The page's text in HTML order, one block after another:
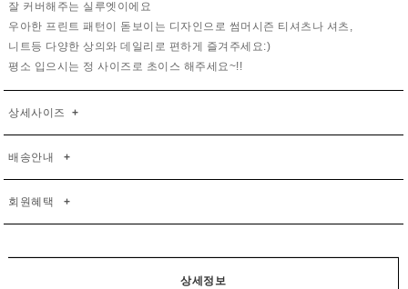
잘 커버해주는 실루엣이에요
우아한 프린트 패턴이 돋보이는 디자인으로 썸머시즌 티셔츠나 셔츠,
니트등 다양한 상의와 데일리로 편하게 즐겨주세요:)
평소 입으시는 정 사이즈로 초이스 해주세요~!!
상세사이즈 +
배송안내 +
회원혜택 +
상세정보